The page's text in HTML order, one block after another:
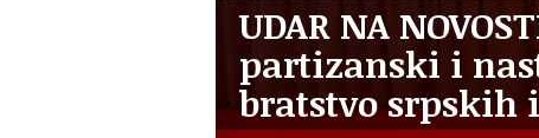
UDAR NA
partizanski i
bratstvo srpskih